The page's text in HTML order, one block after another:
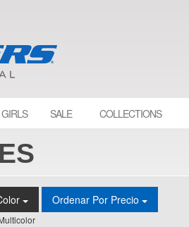
GIRLS SALE COLLECTIONS
Ordenar Por Precio